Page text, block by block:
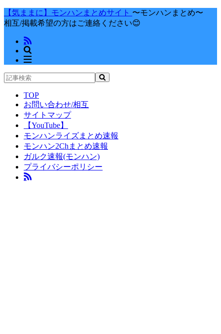
【気ままに】モンハンまとめサイト 〜モンハンまとめ〜
相互/掲載希望の方はご連絡ください😊
TOP
お問い合わせ/相互
サイトマップ
【YouTube】
モンハンライズまとめ速報
モンハン2Chまとめ速報
ガルク速報(モンハン)
プライバシーポリシー